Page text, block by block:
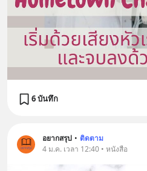
6 บันทึก
อยากสรุป • ติดตาม
4 ม.ค. เวลา 12:40 • หนังสือ